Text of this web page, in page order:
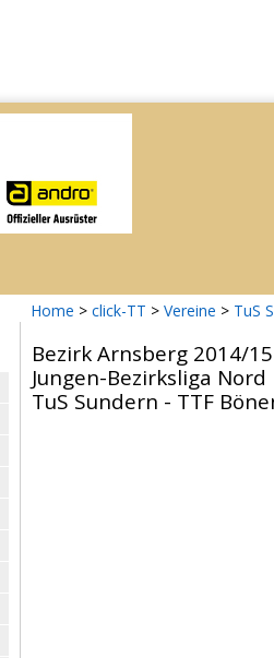
Home > click-TT > Vereine > TuS
Bezirk Arnsberg 2014/15
Jungen-Bezirksliga Nord
TuS Sundern - TTF